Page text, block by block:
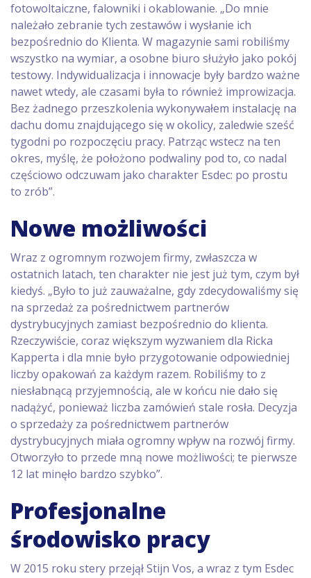
fotowoltaiczne, falowniki i okablowanie. „Do mnie
należało zebranie tych zestawów i wysłanie ich
bezpośrednio do Klienta. W magazynie sami robiliśmy
wszystko na wymiar, a osobne biuro służyło jako pokój
testowy. Indywidualizacja i innowacje były bardzo ważne
nawet wtedy, ale czasami była to również improwizacja.
Bez żadnego przeszkolenia wykonywałem instalację na
dachu domu znajdującego się w okolicy, zaledwie sześć
tygodni po rozpoczęciu pracy. Patrząc wstecz na ten
okres, myślę, że położono podwaliny pod to, co nadal
częściowo odczuwam jako charakter Esdec: po prostu
to zrób”.
Nowe możliwości
Wraz z ogromnym rozwojem firmy, zwłaszcza w
ostatnich latach, ten charakter nie jest już tym, czym był
kiedyś. „Było to już zauważalne, gdy zdecydowaliśmy się
na sprzedaż za pośrednictwem partnerów
dystrybucyjnych zamiast bezpośrednio do klienta.
Rzeczywiście, coraz większym wyzwaniem dla Ricka
Kapperta i dla mnie było przygotowanie odpowiedniej
liczby opakowań za każdym razem. Robiliśmy to z
niesłabnącą przyjemnością, ale w końcu nie dało się
nadążyć, ponieważ liczba zamówień stale rosła. Decyzja
o sprzedaży za pośrednictwem partnerów
dystrybucyjnych miała ogromny wpływ na rozwój firmy.
Otworzyło to przede mną nowe możliwości; te pierwsze
12 lat minęło bardzo szybko”.
Profesjonalne
środowisko pracy
W 2015 roku stery przejął Stijn Vos, a wraz z tym Esdec